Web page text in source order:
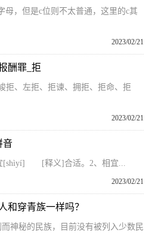
母，但是c位则不太普通，这里的c其
2023/02/21
酬罪_拒
拒、左拒、拒谏、拥拒、拒命、拒
2023/02/21
音
[释义]合适。2、相宜...
2023/02/21
和穿青族一样吗？
神秘的民族，目前没有被列入少数民